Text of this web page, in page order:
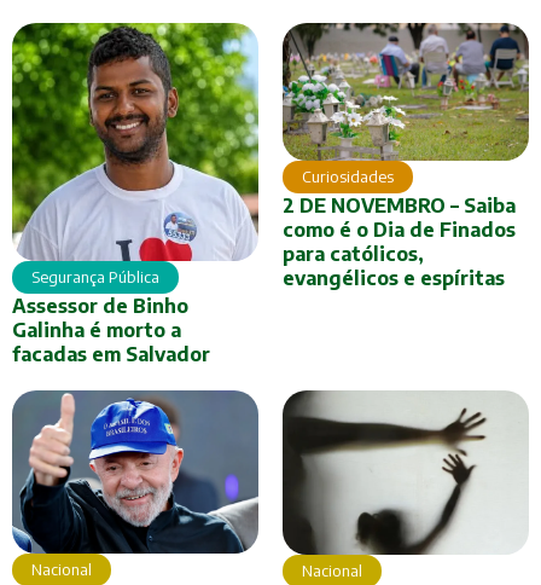
Segurança Pública
Assessor de Binho
Galinha é morto a
facadas em Salvador
Curiosidades
2 DE NOVEMBRO – Saiba
como é o Dia de Finados
para católicos,
evangélicos e espíritas
Nacional Nacional